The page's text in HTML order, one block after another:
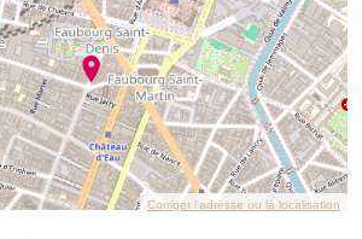
Corriger l’adresse ou la localisation